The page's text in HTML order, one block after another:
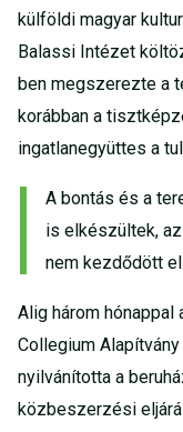
külföldi magyar
Balassi Intézet
ben megszerezte a
korábban a
ingatlanegyüttes a
A bontás és a
is elkészültek,
nem kezdődött el.
Alig három hónappal
Collegium
nyilvánította a
közbeszerzési